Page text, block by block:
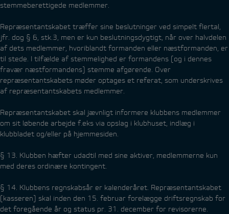
stemmeberettigede medlemmer.
Repræsentantskabet træffer sine beslutninger ved simpelt flertal,
jfr. dog § 6, stk.3, men er kun beslutningsdygtigt, når over halvdelen
af dets medlemmer, hvoriblandt formanden eller næstformanden, er
til stede. I tilfælde af stemmelighed er formandens (og i dennes
fravær næstformandens) stemme afgørende. Over
repræsentantskabets møder optages et referat, som underskrives
af repræsentantskabets medlemmer.
Repræsentantskabet skal jævnligt informere klubbens medlemmer
om sit løbende arbejde f.eks via opslag i klubhuset, indlæg i
klubbladet og/eller på hjemmesiden.
§ 13. Klubben hæfter udadtil med sine aktiver, medlemmerne kun
med deres ordinære kontingent.
§ 14. Klubbens regnskabsår er kalenderåret. Repræsentantskabet
(kasseren) skal inden den 15. februar forelægge driftsregnskab for
det foregående år og status pr. 31. december for revisorerne.